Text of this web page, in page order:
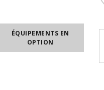
ÉQUIPEMENTS EN
OPTION